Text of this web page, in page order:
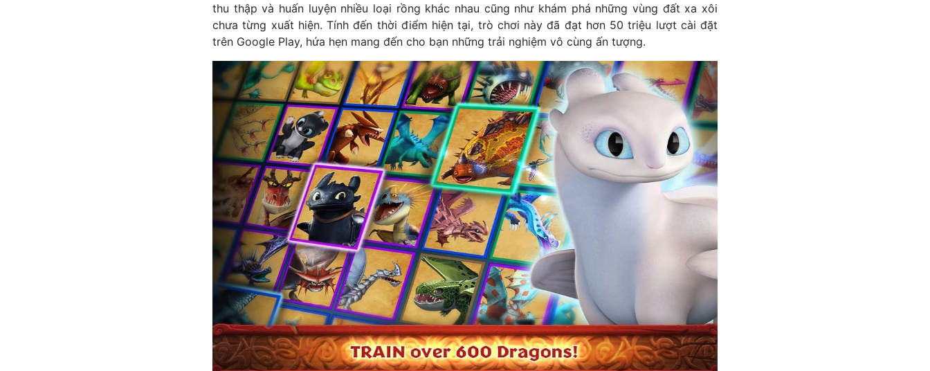
thu thập và huấn luyện nhiều loại rồng khác nhau cũng như khám phá những vùng đất xa xôi
chưa từng xuất hiện. Tính đến thời điểm hiện tại, trò chơi này đã đạt hơn 50 triệu lượt cài đặt
trên Google Play, hứa hẹn mang đến cho bạn những trải nghiệm vô cùng ấn tượng.